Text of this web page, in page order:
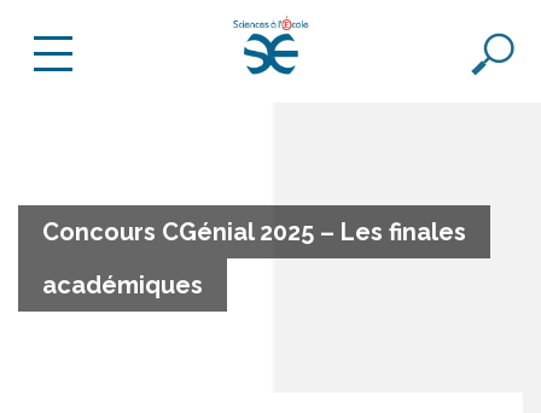
Concours CGénial 2025 – Les finales
académiques